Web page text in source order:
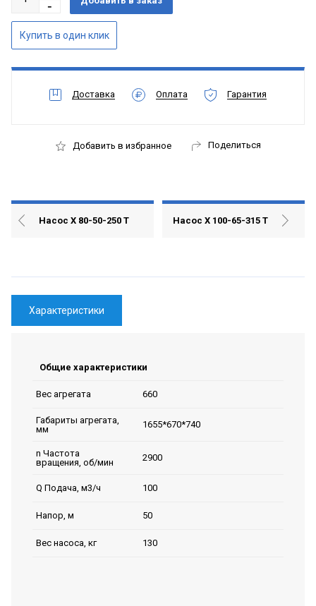
Доставка Оплата Гарантия
Добавить в избранное Поделиться
Насос Х 80-50-250 Т Насос Х 100-65-315 Т
Характеристики
Общие характеристики
Вес агрегата 660
Габариты агрегата,
мм
1655*670*740
n Частота
вращения, об/мин
2900
Q Подача, м3/ч 100
Напор, м 50
Вес насоса, кг 130